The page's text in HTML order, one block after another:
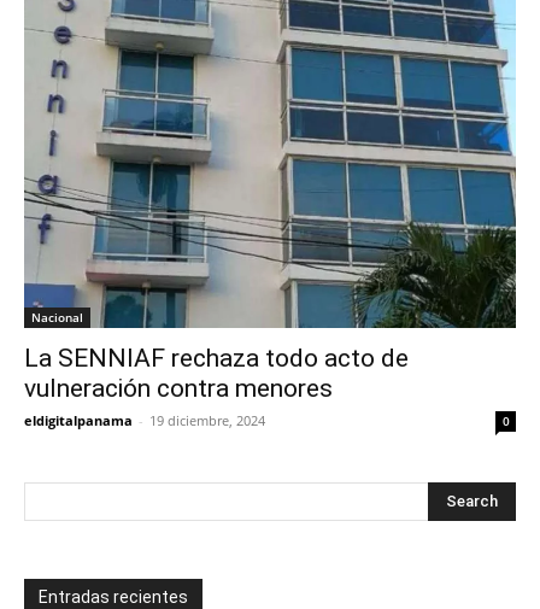
Nacional
La SENNIAF rechaza todo acto de
vulneración contra menores
eldigitalpanama - 19 diciembre, 2024 0
Entradas recientes